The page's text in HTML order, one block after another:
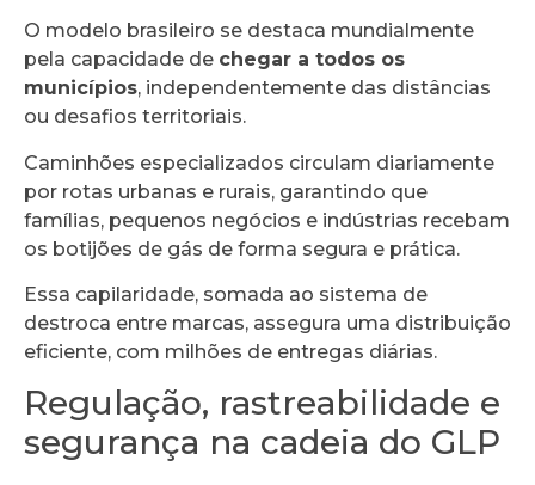
O modelo brasileiro se destaca mundialmente
pela capacidade de chegar a todos os
municípios, independentemente das distâncias
ou desafios territoriais.
Caminhões especializados circulam diariamente
por rotas urbanas e rurais, garantindo que
famílias, pequenos negócios e indústrias recebam
os botijões de gás de forma segura e prática.
Essa capilaridade, somada ao sistema de
destroca entre marcas, assegura uma distribuição
eficiente, com milhões de entregas diárias.
Regulação, rastreabilidade e
segurança na cadeia do GLP